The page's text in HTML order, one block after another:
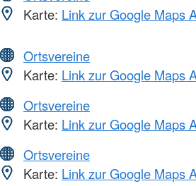
Karte: Link zur Google Maps
Ortsvereine
Karte: Link zur Google Maps
Ortsvereine
Karte: Link zur Google Maps
Ortsvereine
Karte: Link zur Google Maps